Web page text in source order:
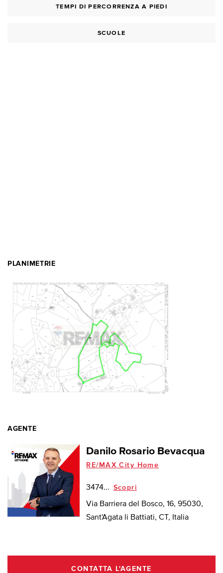
TEMPI DI PERCORRENZA A PIEDI
SCUOLE
PLANIMETRIE
AGENTE
Danilo Rosario Bevacqua
RE/MAX City Home
3474... Scopri
Via Barriera del Bosco, 16, 95030,
Sant'Agata li Battiati, CT, Italia
CONTATTA L'AGENTE